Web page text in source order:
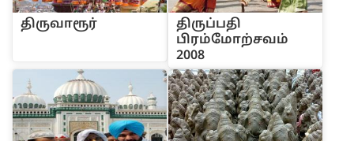
‌திருவாரூ‌ர்
‌திரு‌ப்ப‌தி
‌பிர‌ம்மோ‌ற்சவ‌ம்
2008